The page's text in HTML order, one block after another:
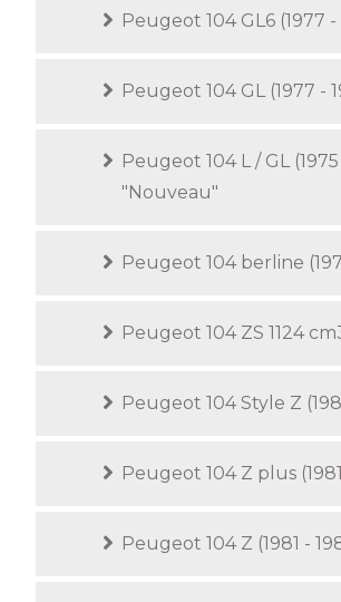
Peugeot 104 GL6 (1977 -
Peugeot 104 GL (1977 -
Peugeot 104 L / GL (1975
"Nouveau"
Peugeot 104 berline
Peugeot 104 ZS 1124
Peugeot 104 Style Z
Peugeot 104 Z plus
Peugeot 104 Z (1981 -